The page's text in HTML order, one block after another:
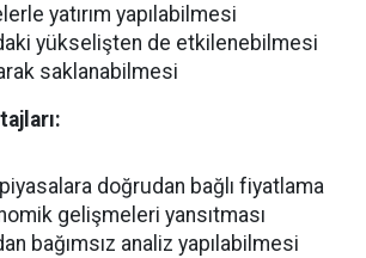
yatırım yapılabilmesi
yükselişten de etkilenebilmesi
saklanabilmesi
doğrudan bağlı fiyatlama
gelişmeleri yansıtması
bağımsız analiz yapılabilmesi